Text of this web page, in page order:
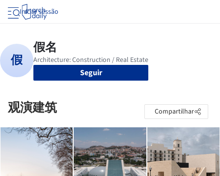
Iniciar sessão
Seguir
观演建筑 Compartilhar